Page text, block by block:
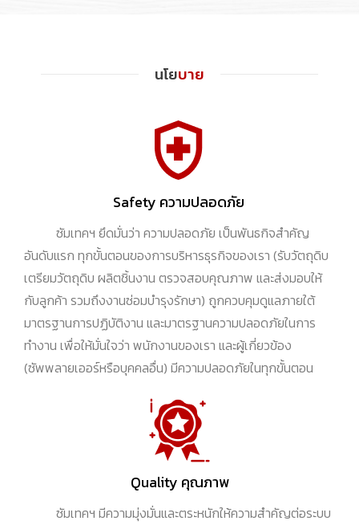
นโยบาย
Safety ความปลอดภัย
ซัมเทคฯ ยึดมั่นว่า ความปลอดภัย เป็นพันธกิจสำคัญ
อันดับแรก ทุกขั้นตอนของการบริหารธุรกิจของเรา (รับวัตถุดิบ
เตรียมวัตถุดิบ ผลิตชิ้นงาน ตรวจสอบคุณภาพ และส่งมอบให้
กับลูกค้า รวมถึงงานซ่อมบำรุงรักษา) ถูกควบคุมดูแลภายใต้
มาตรฐานการปฏิบัติงาน และมาตรฐานความปลอดภัยในการ
ทำงาน เพื่อให้มั่นใจว่า พนักงานของเรา และผู้เกี่ยวข้อง
(ซัพพลายเออร์หรือบุคคลอื่น) มีความปลอดภัยในทุกขั้นตอน
Quality คุณภาพ
ซัมเทคฯ มีความมุ่งมั่นและตระหนักให้ความสำคัญต่อระบบ